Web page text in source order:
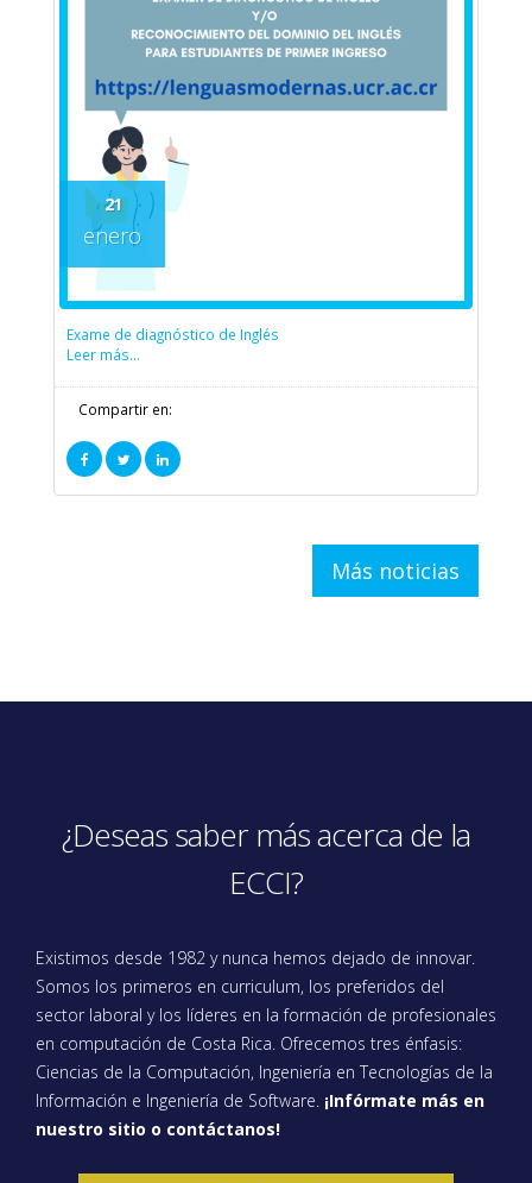
21
enero
Exame de diagnóstico de Inglés
Leer más...
Compartir en:
Más noticias
¿Deseas saber más acerca de la
ECCI?
Existimos desde 1982 y nunca hemos dejado de innovar.
Somos los primeros en curriculum, los preferidos del
sector laboral y los líderes en la formación de profesionales
en computación de Costa Rica. Ofrecemos tres énfasis:
Ciencias de la Computación, Ingeniería en Tecnologías de la
Información e Ingeniería de Software. ¡Infórmate más en
nuestro sitio o contáctanos!